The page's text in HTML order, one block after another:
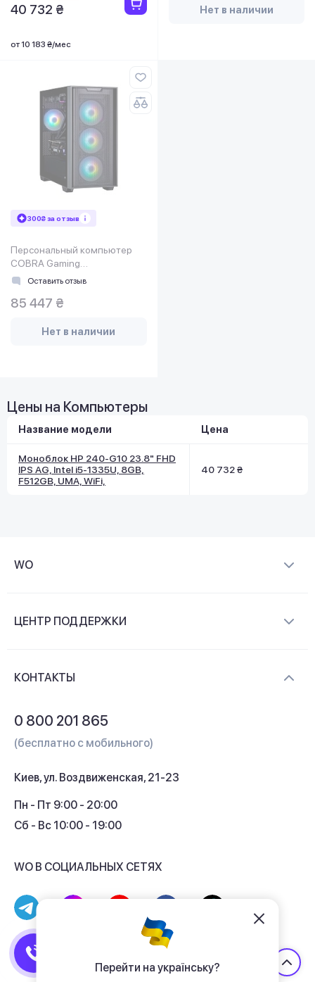
Перейти на українську?
40 732 ₴
от 10 183 ₴/мес
Нет в наличии
300₴ за отзыв
Персональный компьютер
COBRA Gaming
(A77.32.S10.46T.19165)
Оставить отзыв
85 447 ₴
Нет в наличии
Цены на Компьютеры
Название модели Цена
Моноблок HP 240-G10 23.8" FHD
IPS AG, Intel i5-1335U, 8GB,
F512GB, UMA, WiFi,
40 732 ₴
WO
Контакты
ЦЕНТР ПОДДЕРЖКИ
Кэшбек
КОНТАКТЫ
0 800 201 865
(бесплатно с мобильного)
Киев, ул. Воздвиженская, 21-23
Пн - Пт 9:00 - 20:00
Сб - Вс 10:00 - 19:00
WO В СОЦИАЛЬНЫХ СЕТЯХ
Договор публичной оферты
Политика конфиденциальности